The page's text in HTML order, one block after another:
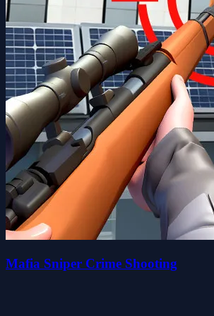
Mafia Sniper Crime Shooting